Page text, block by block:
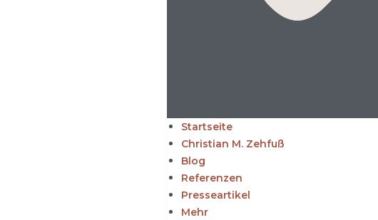
Startseite
Christian M. Zehfuß
Blog
Referenzen
Presseartikel
Mehr